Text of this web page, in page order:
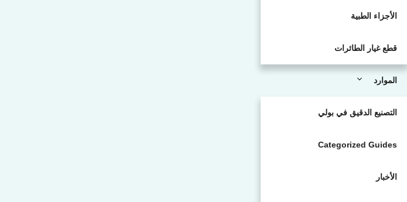
الأجزاء الطبية
قطع غيار الطائرات
الموارد
التصنيع الدقيق في بولي
Categorized Guides
الأخبار